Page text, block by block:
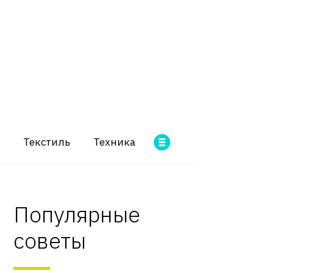
Текстиль Техника
Популярные
советы